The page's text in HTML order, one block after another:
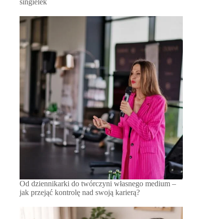
Od dziennikarki do twórczyni własnego medium –
jak przejąć kontrolę nad swoją karierą?